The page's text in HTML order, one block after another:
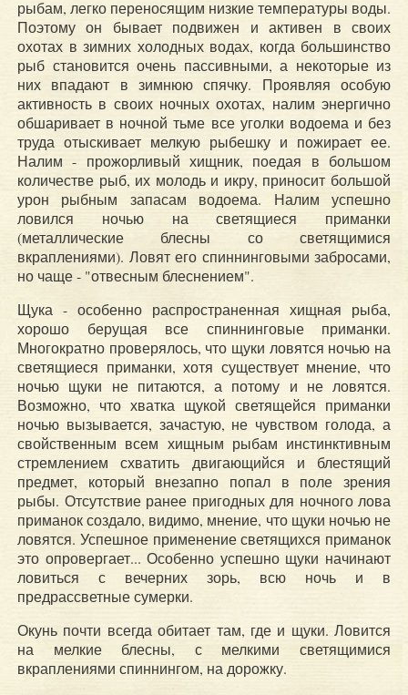
рыбам, легко переносящим низкие температуры воды.
Поэтому он бывает подвижен и активен в своих
охотах в зимних холодных водах, когда большинство
рыб становится очень пассивными, а некоторые из
них впадают в зимнюю спячку. Проявляя особую
активность в своих ночных охотах, налим энергично
обшаривает в ночной тьме все уголки водоема и без
труда отыскивает мелкую рыбешку и пожирает ее.
Налим - прожорливый хищник, поедая в большом
количестве рыб, их молодь и икру, приносит большой
урон рыбным запасам водоема. Налим успешно
ловился ночью на светящиеся приманки
(металлические блесны со светящимися
вкраплениями). Ловят его спиннинговыми забросами,
но чаще - "отвесным блеснением".
Щука - особенно распространенная хищная рыба,
хорошо берущая все спиннинговые приманки.
Многократно проверялось, что щуки ловятся ночью на
светящиеся приманки, хотя существует мнение, что
ночью щуки не питаются, а потому и не ловятся.
Возможно, что хватка щукой светящейся приманки
ночью вызывается, зачастую, не чувством голода, а
свойственным всем хищным рыбам инстинктивным
стремлением схватить двигающийся и блестящий
предмет, который внезапно попал в поле зрения
рыбы. Отсутствие ранее пригодных для ночного лова
приманок создало, видимо, мнение, что щуки ночью не
ловятся. Успешное применение светящихся приманок
это опровергает... Особенно успешно щуки начинают
ловиться с вечерних зорь, всю ночь и в
предрассветные сумерки.
Окунь почти всегда обитает там, где и щуки. Ловится
на мелкие блесны, с мелкими светящимися
вкраплениями спиннингом, на дорожку.